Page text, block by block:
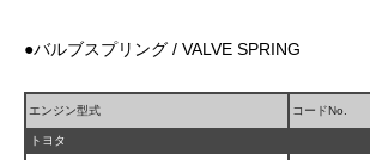
●バルブスプリング / VALVE SPRING
エンジン型式 コードNo.
トヨタ